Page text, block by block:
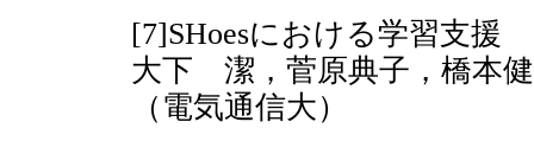
[7]SHoesにおける学習支援
大下 潔，菅原典子，橋本
（電気通信大）